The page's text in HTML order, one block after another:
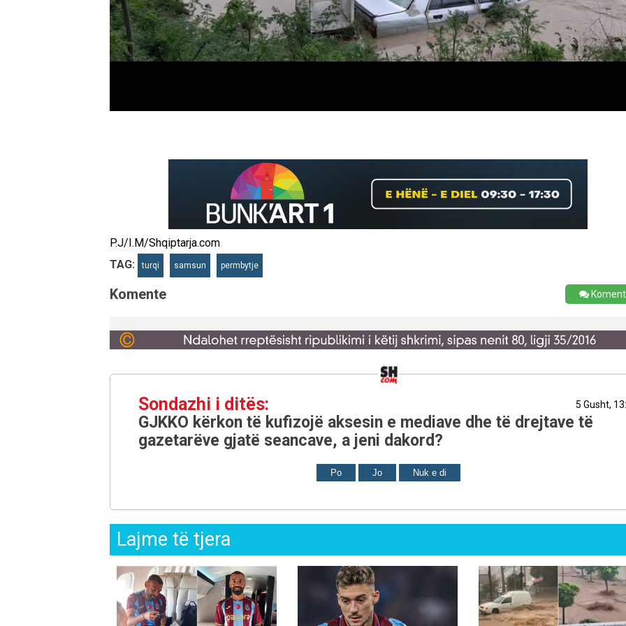
P.J/I.M/Shqiptarja.com
TAG:
turqi samsun permbytje
Komente
Sondazhi i ditës: 5 Gusht,
GJKKO kërkon të kufizojë aksesin e mediave dhe të drejtave të
gazetarëve gjatë seancave, a jeni dakord?
Po Jo Nuk e di
Lajme të tjera